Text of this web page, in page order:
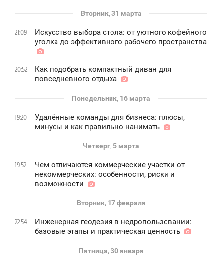
Вторник, 31 марта
21:09
Искусство выбора стола: от уютного кофейного
уголка до эффективного рабочего пространства
20:52
Как подобрать компактный диван для
повседневного отдыха
Понедельник, 16 марта
19:20
Удалённые команды для бизнеса: плюсы,
минусы и как правильно нанимать
Четверг, 5 марта
19:52
Чем отличаются коммерческие участки от
некоммерческих: особенности, риски и
возможности
Вторник, 17 февраля
22:54
Инженерная геодезия в недропользовании:
базовые этапы и практическая ценность
Пятница, 30 января